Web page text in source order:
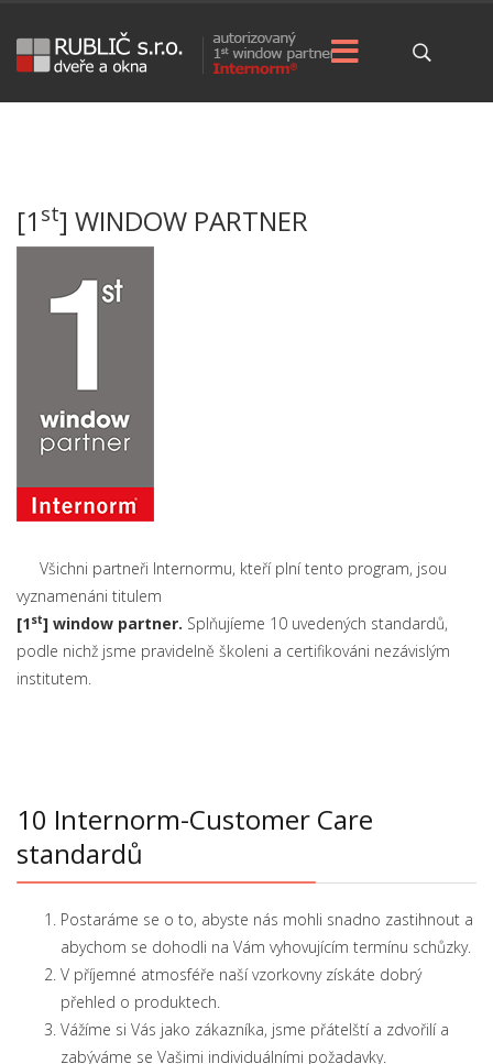
[1 st] WINDOW PARTNER
Všichni partneři Internormu, kteří plní tento program, jsou
vyznamenáni titulem
[1st] window partner. Splňujíeme 10 uvedených standardů,
podle nichž jsme pravidelně školeni a certifikováni nezávislým
institutem.
10 Internorm-Customer Care
standardů
Postaráme se o to, abyste nás mohli snadno zastihnout a
abychom se dohodli na Vám vyhovujícím termínu schůzky.
V příjemné atmosféře naší vzorkovny získáte dobrý
přehled o produktech.
Vážíme si Vás jako zákazníka, jsme přátelští a zdvořilí a
zabýváme se Vašimi individuálními požadavky.